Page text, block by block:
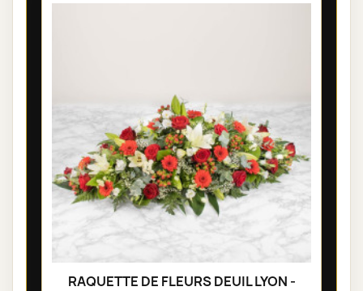
RAQUETTE DE FLEURS DEUIL LYON -